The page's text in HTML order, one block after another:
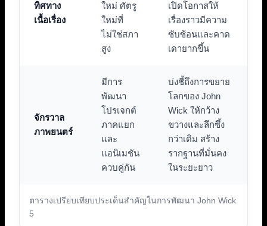
ตารางเปรียบเทียบประเด็นสำคัญในการพัฒนา John Wick
5
ทิศทาง
เนื้อเรื่อง
ใหม่ ศัตรู
ใหม่ที่
ไม่ใช่สภา
สูง
เปิดโอกาสให้
เรื่องราวมีความ
ซับซ้อนและคาด
เดายากขึ้น
จักรวาล
ภาพยนตร์
มีการ
พัฒนา
โปรเจกต์
ภาคแยก
และ
แอนิเมชัน
ควบคู่กัน
บ่งชี้ถึงการขยาย
โลกของ John
Wick ให้กว้าง
ขวางและลึกซึ้ง
กว่าเดิม สร้าง
รากฐานที่มั่นคง
ในระยะยาว